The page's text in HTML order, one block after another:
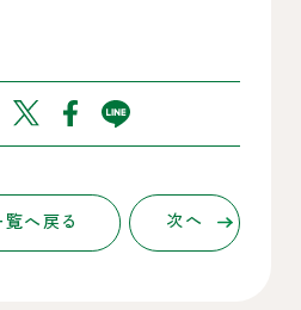
覧へ戻る 次へ